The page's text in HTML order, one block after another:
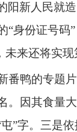
新人民就
身份证号
来还将实现
番鸭的专题
因其食量
”字。三是